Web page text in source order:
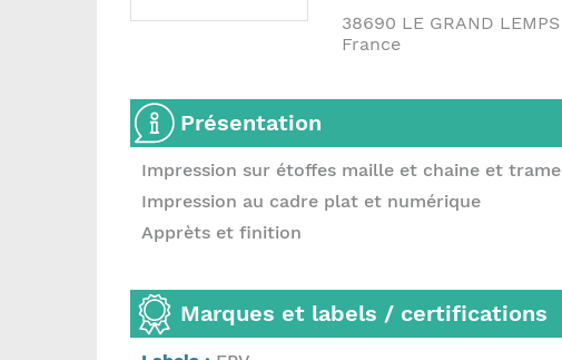
38690 LE GRAND LEMPS
France
Présentation
Impression sur étoffes maille et chaine et trame
Impression au cadre plat et numérique
Apprèts et finition
Marques et labels / certifications